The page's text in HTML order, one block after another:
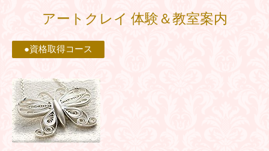
アートクレイ 体験＆教室案内
●資格取得コース